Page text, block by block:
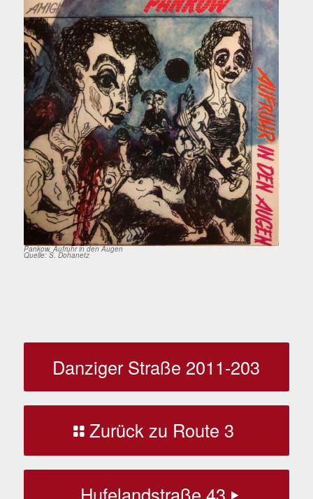
Pankow, Aufruhr in den Augen
Quelle: S. Dohanetz
Danziger Straße 2011-203
Zurück zu Route 3
Hufelandstraße 43